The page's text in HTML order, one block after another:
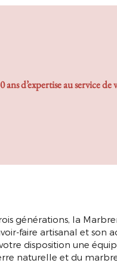
d’expertise au service de
générations, la
faire artisanal et son
disposition une
naturelle et du